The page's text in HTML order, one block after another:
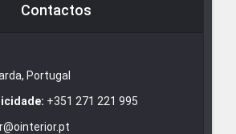
Contactos
Portugal
+351 271 221 995